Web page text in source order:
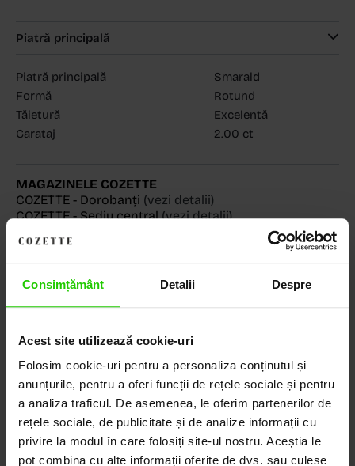
Consimțământ Detalii Despre
Acest site utilizează cookie-uri
Folosim cookie-uri pentru a personaliza conținutul și
anunțurile, pentru a oferi funcții de rețele sociale și pentru
a analiza traficul. De asemenea, le oferim partenerilor de
rețele sociale, de publicitate și de analize informații cu
privire la modul în care folosiți site-ul nostru. Aceștia le
pot combina cu alte informații oferite de dvs. sau culese
Piatră principală
Piatră principală
Smarald
Formă
Rotund
Tăietură
Excelentă
Carataj
2.00 ct
MAGAZINELE COZETTE
COZETTE - Dorobanți (vezi detalii)
COZETTE - Sediu central(vezi detalii)
(vezi detalii)
LOCUL UNDE STILUL
DEVINE ARTĂ!
COZETTE este destinația ta de top pentru bijuterii
elegante și rafinate, create cu măiestrie și pasiune.
Ne mândrim cu o vastă experiență în realizarea celor
mai sofisticate bijuterii din aur, argint și pietre